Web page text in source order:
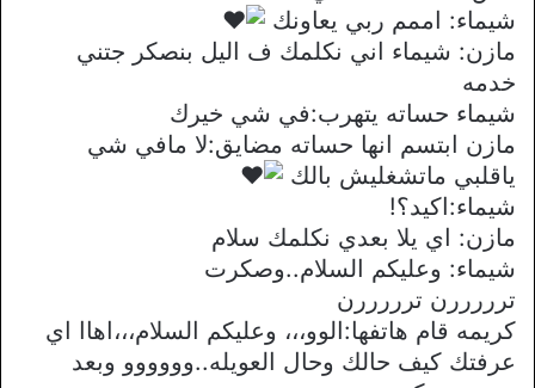
شيماء: اممم ربي يعاونك
مازن: شيماء اني نكلمك ف اليل بنصكر جتني
خدمه
شيماء حساته يتهرب:في شي خيرك
مازن ابتسم انها حساته مضايق:لا مافي شي
ياقلبي ماتشغليش بالك
شيماء:اكيد؟!
مازن: اي يلا بعدي نكلمك سلام
شيماء: وعليكم السلام..وصكرت
ترررررن ترررررن
كريمه قام هاتفها:الوو،،، وعليكم السلام،،،اهاا اي
عرفتك كيف حالك وحال العويله..وووووو وبعد